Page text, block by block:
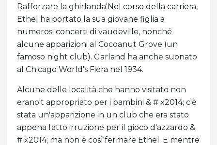
Rafforzare la ghirlanda'Nel corso della carriera,
Ethel ha portato la sua giovane figlia a
numerosi concerti di vaudeville, nonché
alcune apparizioni al Cocoanut Grove (un
famoso night club). Garland ha anche suonato
al Chicago World's Fiera nel 1934.
Alcune delle località che hanno visitato non
erano't appropriato per i bambini & # x2014; c'è
stata un'apparizione in un club che era stato
appena fatto irruzione per il gioco d'azzardo &
# x2014; ma non è così'fermare Ethel. E mentre